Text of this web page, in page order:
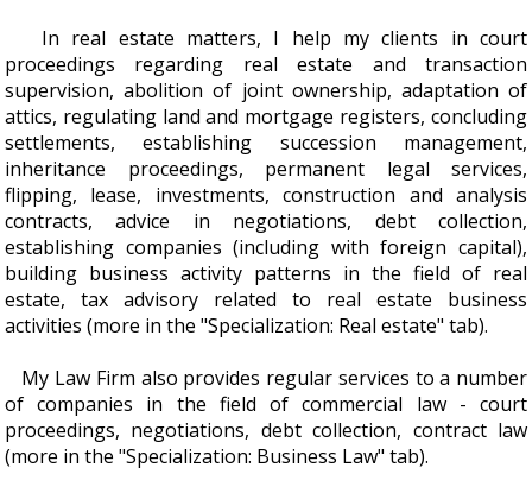
In real estate matters, I help my clients in court
proceedings regarding real estate and transaction
supervision, abolition of joint ownership, adaptation of
attics, regulating land and mortgage registers, concluding
settlements, establishing succession management,
inheritance proceedings, permanent legal services,
flipping, lease, investments, construction and analysis
contracts, advice in negotiations, debt collection,
establishing companies (including with foreign capital),
building business activity patterns in the field of real
estate, tax advisory related to real estate business
activities (more in the "Specialization: Real estate" tab).
My Law Firm also provides regular services to a number
of companies in the field of commercial law - court
proceedings, negotiations, debt collection, contract law
(more in the "Specialization: Business Law" tab).